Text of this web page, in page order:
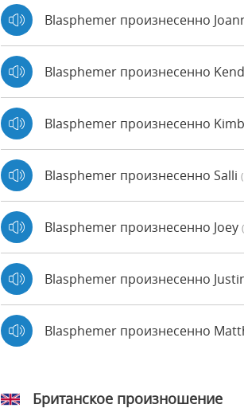
Blasphemer произнесенно
Blasphemer произнесенно
Blasphemer произнесенно
Blasphemer произнесенно Salli
Blasphemer произнесенно Joey
Blasphemer произнесенно
Blasphemer произнесенно
Британское произношение